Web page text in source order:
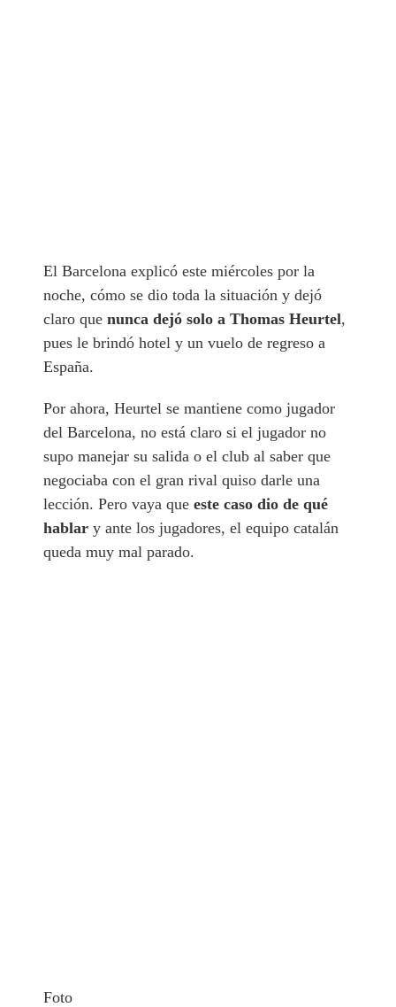
El Barcelona explicó este miércoles por la
noche, cómo se dio toda la situación y dejó
claro quenunca dejó solo a Thomas Heurtel,
pues le brindó hotel y un vuelo de regreso a
España.
Por ahora, Heurtel se mantiene como jugador
del Barcelona, no está claro si el jugador no
supo manejar su salida o el club al saber que
negociaba con el gran rival quiso darle una
lección. Pero vaya queeste caso dio de qué
hablar y ante los jugadores, el equipo catalán
queda muy mal parado.
Foto